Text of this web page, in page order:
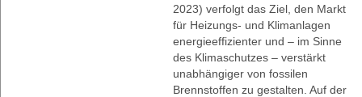
2023) verfolgt das Ziel, den Markt
für Heizungs- und Klimanlagen
energieeffizienter und – im Sinne
des Klimaschutzes – verstärkt
unabhängiger von fossilen
Brennstoffen zu gestalten. Auf der